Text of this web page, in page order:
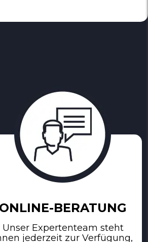
ONLINE-BERATUNG
Unser Expertenteam steht
jederzeit zur Verfügung,